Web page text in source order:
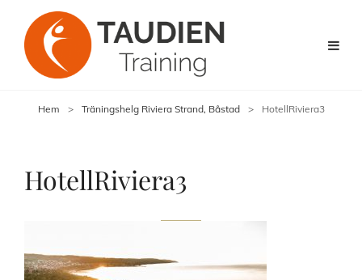
Hem > Träningshelg Riviera Strand, Båstad > HotellRiviera3
HotellRiviera3